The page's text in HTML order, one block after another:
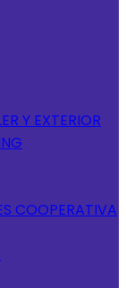
Y EXTERIOR
COOPERATIVA